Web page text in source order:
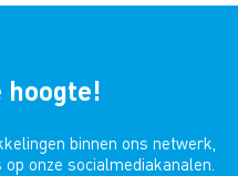
hoogte!
binnen ons netwerk,
onze socialmediakanalen.